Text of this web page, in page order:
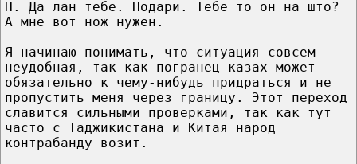
П. Да лан тебе. Подари. Тебе то он на што?
А мне вот нож нужен.
Я начинаю понимать, что ситуация совсем
неудобная, так как погранец-казах может
обязательно к чему-нибудь придраться и не
пропустить меня через границу. Этот переход
славится сильными проверками, так как тут
часто с Таджикистана и Китая народ
контрабанду возит.